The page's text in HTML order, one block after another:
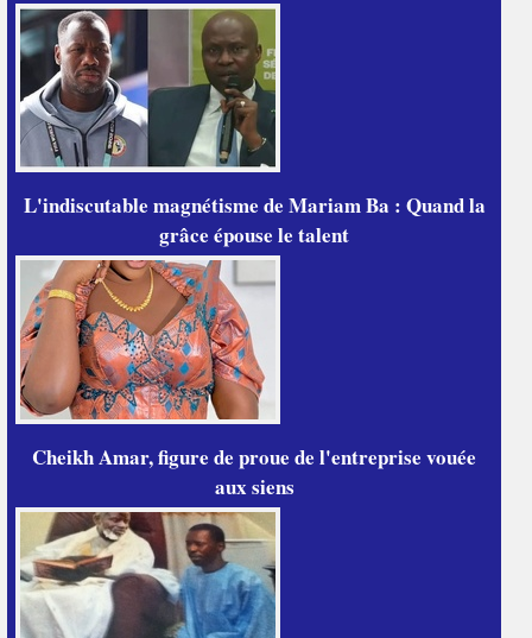
L'indiscutable magnétisme de Mariam Ba : Quand la
grâce épouse le talent
Cheikh Amar, figure de proue de l'entreprise vouée
aux siens